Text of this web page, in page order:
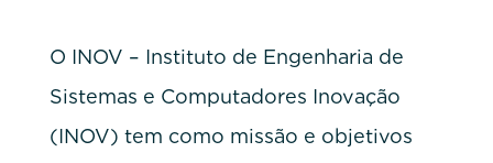
O INOV – Instituto de Engenharia de
Sistemas e Computadores Inovação
(INOV) tem como missão e objetivos